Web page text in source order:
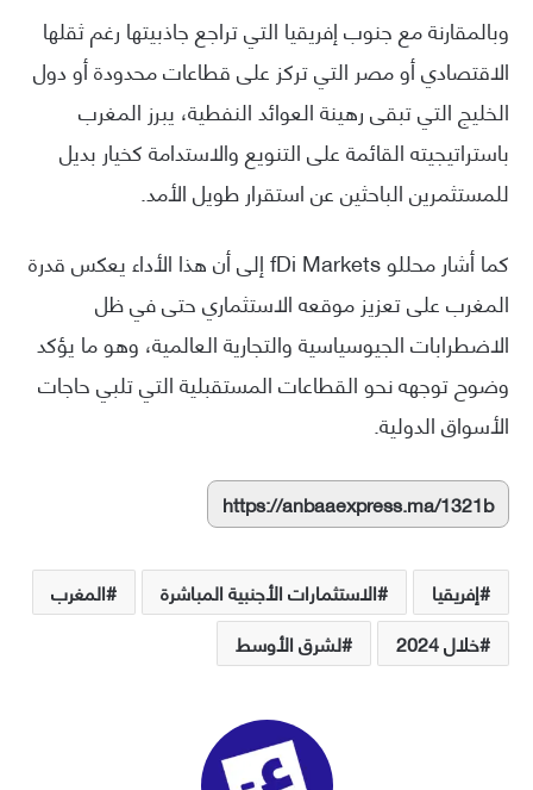
وبالمقارنة مع جنوب إفريقيا التي تراجع جاذبيتها رغم ثقلها
الاقتصادي أو مصر التي تركز على قطاعات محدودة أو دول
الخليج التي تبقى رهينة العوائد النفطية، يبرز المغرب
باستراتيجيته القائمة على التنويع والاستدامة كخيار بديل
للمستثمرين الباحثين عن استقرار طويل الأمد.
كما أشار محللو fDi Markets إلى أن هذا الأداء يعكس قدرة
المغرب على تعزيز موقعه الاستثماري حتى في ظل
الاضطرابات الجيوسياسية والتجارية العالمية، وهو ما يؤكد
وضوح توجهه نحو القطاعات المستقبلية التي تلبي حاجات
الأسواق الدولية.
https://anbaaexpress.ma/1321b
إفريقيا الاستثمارات الأجنبية المباشرة
المغرب
خلال 2024
لشرق الأوسط